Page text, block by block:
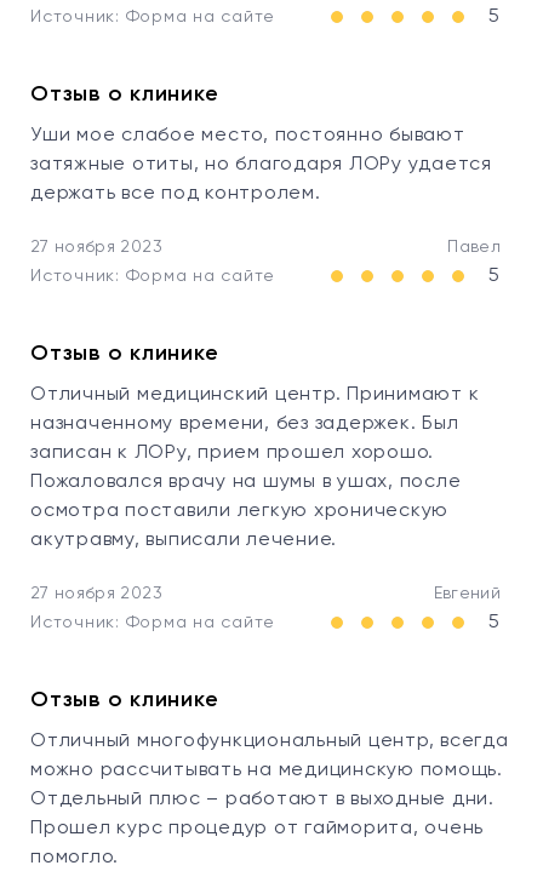
Источник: Форма на сайте
5
Отзыв о клинике
Уши мое слабое место, постоянно бывают
затяжные отиты, но благодаря ЛОРу удается
держать все под контролем.
27 ноября 2023
Павел
Источник: Форма на сайте
5
Отзыв о клинике
Отличный медицинский центр. Принимают к
назначенному времени, без задержек. Был
записан к ЛОРу, прием прошел хорошо.
Пожаловался врачу на шумы в ушах, после
осмотра поставили легкую хроническую
акутравму, выписали лечение.
27 ноября 2023
Евгений
Источник: Форма на сайте
5
Отзыв о клинике
Отличный многофункциональный центр, всегда
можно рассчитывать на медицинскую помощь.
Отдельный плюс – работают в выходные дни.
Прошел курс процедур от гайморита, очень
помогло.